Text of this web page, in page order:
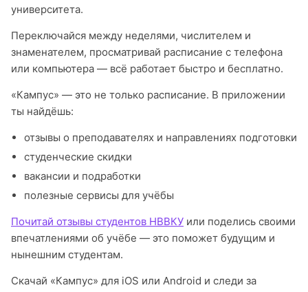
университета.
Переключайся между неделями, числителем и
знаменателем, просматривай расписание с телефона
или компьютера — всё работает быстро и бесплатно.
«Кампус» — это не только расписание. В приложении
ты найдёшь:
отзывы о преподавателях и направлениях подготовки
студенческие скидки
вакансии и подработки
полезные сервисы для учёбы
Почитай отзывы студентов НВВКУ или поделись своими
впечатлениями об учёбе — это поможет будущим и
нынешним студентам.
Скачай «Кампус» для iOS или Android и следи за